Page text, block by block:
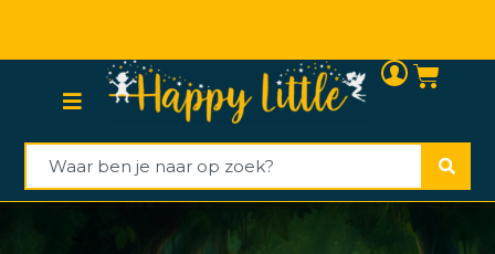
Binnen 1-3 werkdagen verzonden